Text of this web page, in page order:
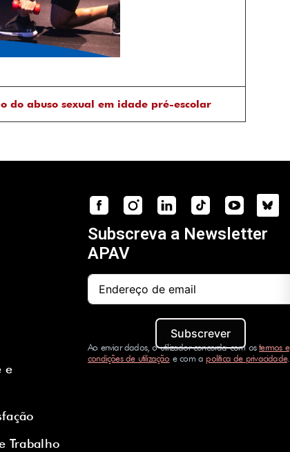
do abuso sexual em idade pré-escolar
e
Trabalho
Subscreva a Newsletter
APAV
Subscrever
Ao enviar dados, o utilizador concorda com ostermos e
condições de utilizaçãoe com a política de privacidade.